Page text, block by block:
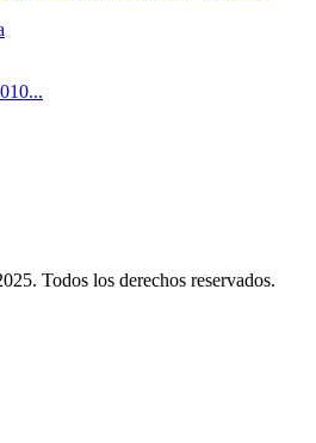
Todos los derechos reservados.